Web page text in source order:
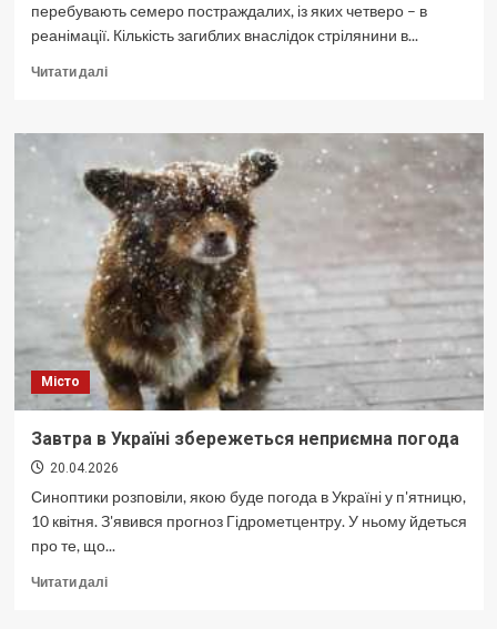
перебувають семеро постраждалих, із яких четверо – в
реанімації. Кількість загиблих внаслідок стрілянини в...
Читати даліДокладніше
в
число
жертв
знову
зросло
Місто
Завтра в Україні збережеться неприємна погода
20.04.2026
Синоптики розповіли, якою буде погода в Україні у п'ятницю,
10 квітня. З'явився прогноз Гідрометцентру. У ньому йдеться
про те, що...
Читати даліДокладніше